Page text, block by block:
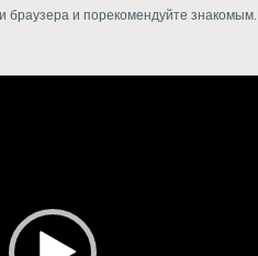
браузера и порекомендуйте знакомым.